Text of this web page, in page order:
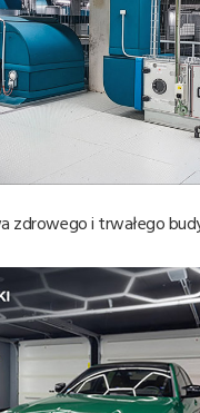
zdrowego i trwałego